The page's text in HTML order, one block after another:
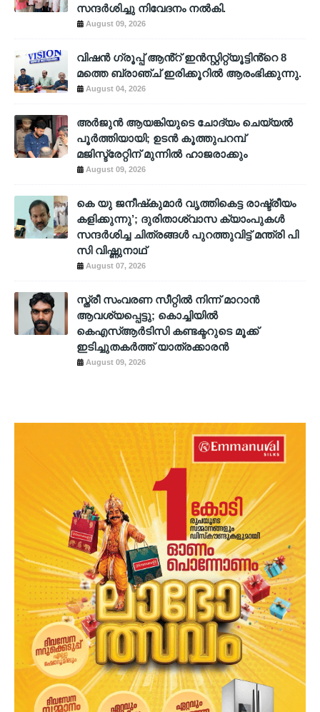
സന്ദർശിച്ചു നിവേദനം നൽകി.
August 09, 2026
വിഷൻ ഗ്രൂപ്പ് ആൻ്റ് ഇൻസ്റ്റിറ്റ്യൂട്ടിൻ്റെ 8
മത്തെ ബ്രാഞ്ച് ഇരിക്കൂറിൽ ആരംഭിക്കുന്നു.
August 04, 2026
അര്‍ജുന്‍ ആയങ്കിയുടെ ചോദ്യം ചെയ്യല്‍
പൂര്‍ത്തിയായി; ഉടന്‍ കൂത്തുപറമ്പ്
മജിസ്ട്രേറ്റിന് മുന്നില്‍ ഹാജരാക്കും
August 09, 2026
കെ യു ജനീഷ്‌കുമാര്‍ വൃത്തികെട്ട രാഷ്ട്രീയം
കളിക്കുന്നു’; ദുരിതാശ്വാസ ക്യാംപുകള്‍
സന്ദര്‍ശിച്ച ചിത്രങ്ങള്‍ പുറത്തുവിട്ട് മന്ത്രി പി
സി വിഷ്ണുനാഥ്
August 07, 2026
സ്ത്രീ സംവരണ സീറ്റിൽ നിന്ന് മാറാൻ
ആവശ്യപ്പെട്ടു; കൊച്ചിയിൽ
കെഎസ്ആർടിസി കണ്ടക്ടറുടെ മൂക്ക്
ഇടിച്ചുതകർത്ത് യാത്രക്കാരൻ
August 09, 2026